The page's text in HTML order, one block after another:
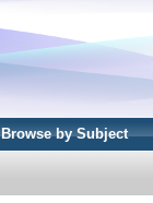
Browse by Subject